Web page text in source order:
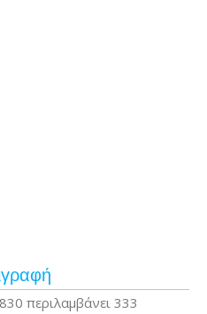
περιλαμβάνει 333